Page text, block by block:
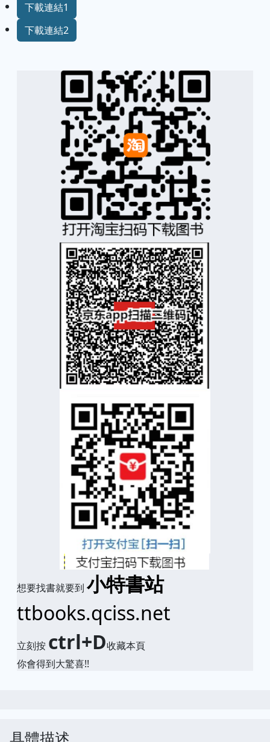
下載連結1
下載連結2
想要找書就要到 小特書站
ttbooks.qciss.net
立刻按 ctrl+D收藏本頁
你會得到大驚喜!!
具體描述